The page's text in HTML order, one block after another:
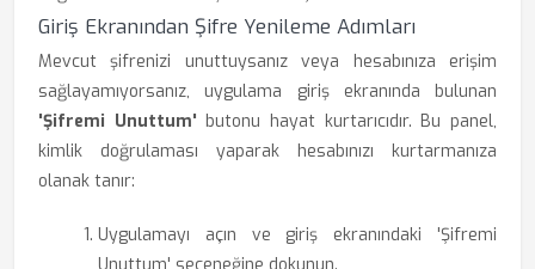
Giriş Ekranından Şifre Yenileme Adımları
Mevcut şifrenizi unuttuysanız veya hesabınıza erişim
sağlayamıyorsanız, uygulama giriş ekranında bulunan
'Şifremi Unuttum' butonu hayat kurtarıcıdır. Bu panel,
kimlik doğrulaması yaparak hesabınızı kurtarmanıza
olanak tanır:
Uygulamayı açın ve giriş ekranındaki 'Şifremi